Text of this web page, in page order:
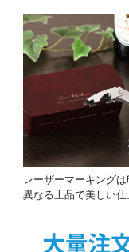
レーザーマーキング
異なる上品で美しい仕